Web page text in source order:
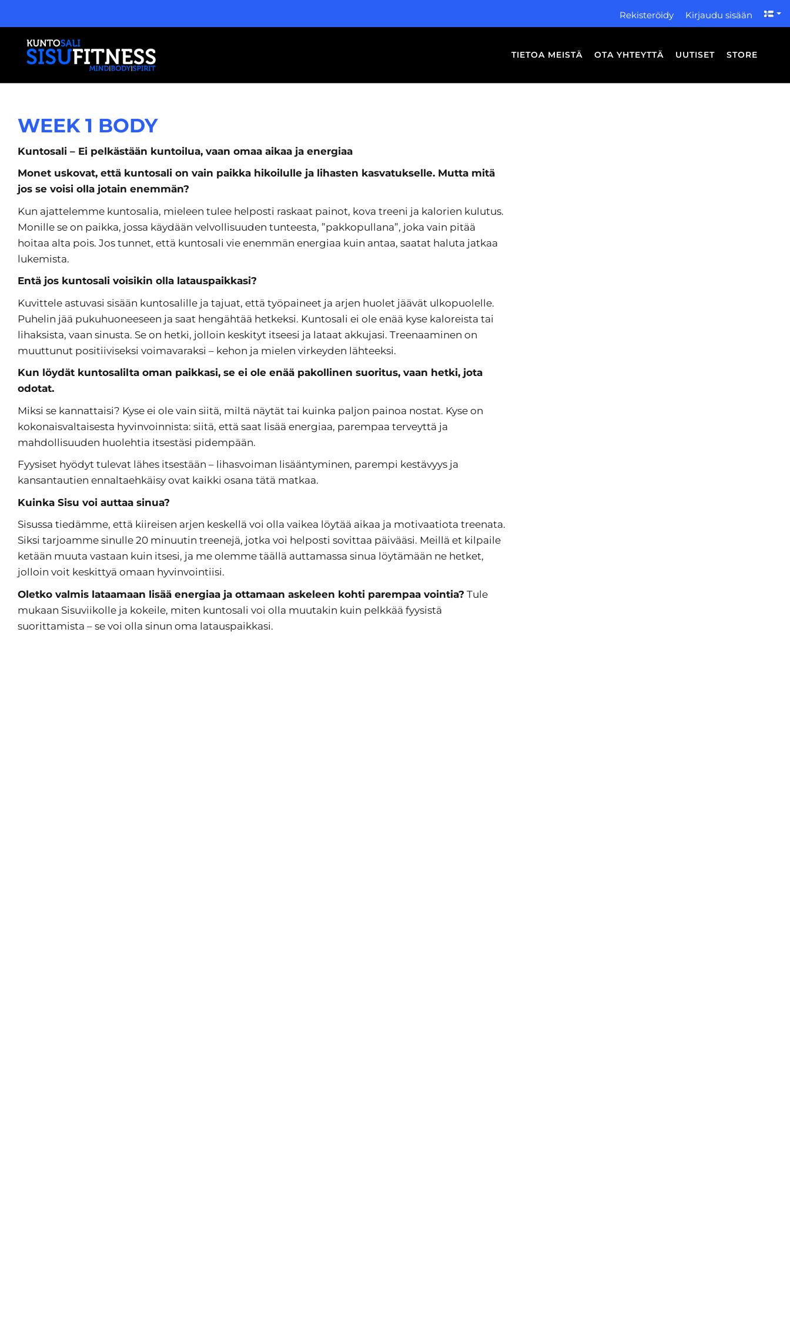
Rekisteröidy Kirjaudu sisään
TIETOA MEISTÄ OTA YHTEYTTÄ UUTISET STORE
WEEK 1 BODY
Kuntosali – Ei pelkästään kuntoilua, vaan omaa aikaa ja energiaa
Monet uskovat, että kuntosali on vain paikka hikoilulle ja lihasten kasvatukselle. Mutta mitä
jos se voisi olla jotain enemmän?
Kun ajattelemme kuntosalia, mieleen tulee helposti raskaat painot, kova treeni ja kalorien kulutus.
Monille se on paikka, jossa käydään velvollisuuden tunteesta, ”pakkopullana”, joka vain pitää
hoitaa alta pois. Jos tunnet, että kuntosali vie enemmän energiaa kuin antaa, saatat haluta jatkaa
lukemista.
Entä jos kuntosali voisikin olla latauspaikkasi?
Kuvittele astuvasi sisään kuntosalille ja tajuat, että työpaineet ja arjen huolet jäävät ulkopuolelle.
Puhelin jää pukuhuoneeseen ja saat hengähtää hetkeksi. Kuntosali ei ole enää kyse kaloreista tai
lihaksista, vaan sinusta. Se on hetki, jolloin keskityt itseesi ja lataat akkujasi. Treenaaminen on
muuttunut positiiviseksi voimavaraksi – kehon ja mielen virkeyden lähteeksi.
Kun löydät kuntosalilta oman paikkasi, se ei ole enää pakollinen suoritus, vaan hetki, jota
odotat.
Miksi se kannattaisi? Kyse ei ole vain siitä, miltä näytät tai kuinka paljon painoa nostat. Kyse on
kokonaisvaltaisesta hyvinvoinnista: siitä, että saat lisää energiaa, parempaa terveyttä ja
mahdollisuuden huolehtia itsestäsi pidempään.
Fyysiset hyödyt tulevat lähes itsestään – lihasvoiman lisääntyminen, parempi kestävyys ja
kansantautien ennaltaehkäisy ovat kaikki osana tätä matkaa.
Kuinka Sisu voi auttaa sinua?
Sisussa tiedämme, että kiireisen arjen keskellä voi olla vaikea löytää aikaa ja motivaatiota treenata.
Siksi tarjoamme sinulle 20 minuutin treenejä, jotka voi helposti sovittaa päivääsi. Meillä et kilpaile
ketään muuta vastaan kuin itsesi, ja me olemme täällä auttamassa sinua löytämään ne hetket,
jolloin voit keskittyä omaan hyvinvointiisi.
Oletko valmis lataamaan lisää energiaa ja ottamaan askeleen kohti parempaa vointia? Tule
mukaan Sisuviikolle ja kokeile, miten kuntosali voi olla muutakin kuin pelkkää fyysistä
suorittamista – se voi olla sinun oma latauspaikkasi.